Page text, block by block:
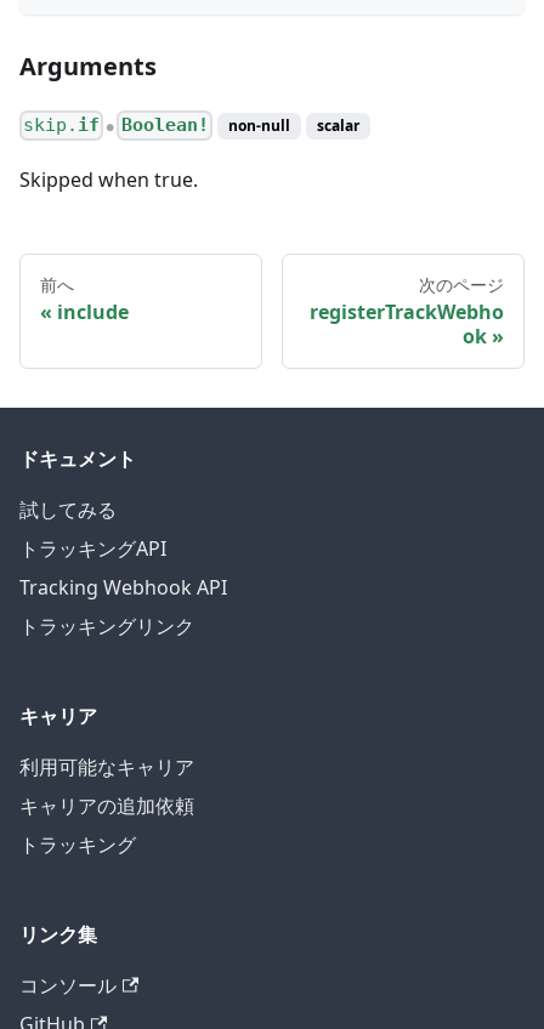
Arguments
skip. if ● Boolean! non-null scalar
Skipped when true.
前へ
include
次のページ
registerTrackWebho
ok
ドキュメント
試してみる
トラッキングAPI
Tracking Webhook API
トラッキングリンク
キャリア
利用可能なキャリア
キャリアの追加依頼
トラッキング
リンク集
コンソール